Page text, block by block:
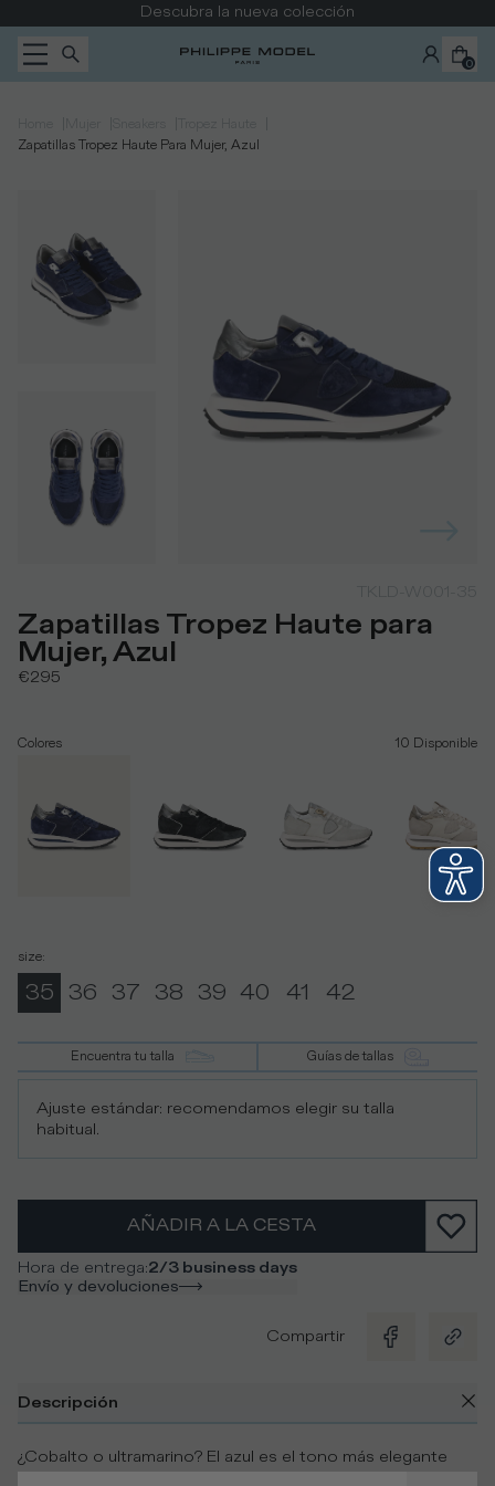
Descubra la nueva colección
0
Zapatillas Tropez Haute Para Mujer, Azul
Zapatillas Tropez Haute para
Mujer, Azul
€295
Colores 10 Disponible
size:
35 36 37 38 39 40 41 42
Encuentra tu talla Guías de tallas
Ajuste estándar: recomendamos elegir su talla
habitual.
AÑADIR A LA CESTA
Hora de entrega:2/3 business days
Envío y devoluciones
Compartir
Descripción
¿Cobalto o ultramarino? El azul es el tono más elegante
para vestir en la ciudad. Combinado con los toques